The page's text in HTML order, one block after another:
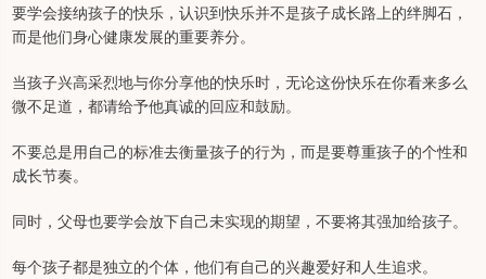
要学会接纳孩子的快乐，认识到快乐并不是孩子成长路上的绊脚石，
而是他们身心健康发展的重要养分。
当孩子兴高采烈地与你分享他的快乐时，无论这份快乐在你看来多么
微不足道，都请给予他真诚的回应和鼓励。
不要总是用自己的标准去衡量孩子的行为，而是要尊重孩子的个性和
成长节奏。
同时，父母也要学会放下自己未实现的期望，不要将其强加给孩子。
每个孩子都是独立的个体，他们有自己的兴趣爱好和人生追求。